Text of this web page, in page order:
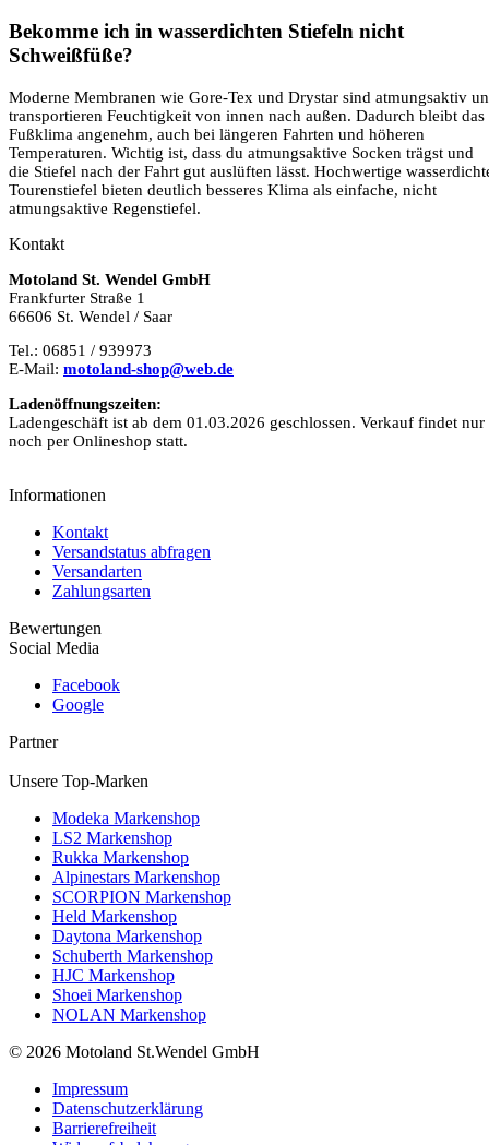
Bekomme ich in wasserdichten Stiefeln nicht
Schweißfüße?
Moderne Membranen wie Gore-Tex und Drystar sind atmungsaktiv
transportieren Feuchtigkeit von innen nach außen. Dadurch bleibt das
Fußklima angenehm, auch bei längeren Fahrten und höheren
Temperaturen. Wichtig ist, dass du atmungsaktive Socken trägst und
die Stiefel nach der Fahrt gut auslüften lässt. Hochwertige
Tourenstiefel bieten deutlich besseres Klima als einfache, nicht
atmungsaktive Regenstiefel.
Kontakt
Motoland St. Wendel GmbH
Frankfurter Straße 1
66606 St. Wendel / Saar
Tel.: 06851 / 939973
E-Mail: motoland-shop@web.de
Ladenöffnungszeiten:
Ladengeschäft ist ab dem 01.03.2026 geschlossen. Verkauf findet nur
noch per Onlineshop statt.
Informationen
Kontakt
Versandstatus abfragen
Versandarten
Zahlungsarten
Bewertungen
Social Media
Facebook
Google
Partner
Unsere Top-Marken
Modeka Markenshop
LS2 Markenshop
Rukka Markenshop
Alpinestars Markenshop
SCORPION Markenshop
Held Markenshop
Daytona Markenshop
Schuberth Markenshop
HJC Markenshop
Shoei Markenshop
NOLAN Markenshop
© 2026 Motoland St.Wendel GmbH
Impressum
Datenschutzerklärung
Barrierefreiheit